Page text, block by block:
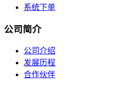
系统下单
公司简介
公司介绍
发展历程
合作伙伴